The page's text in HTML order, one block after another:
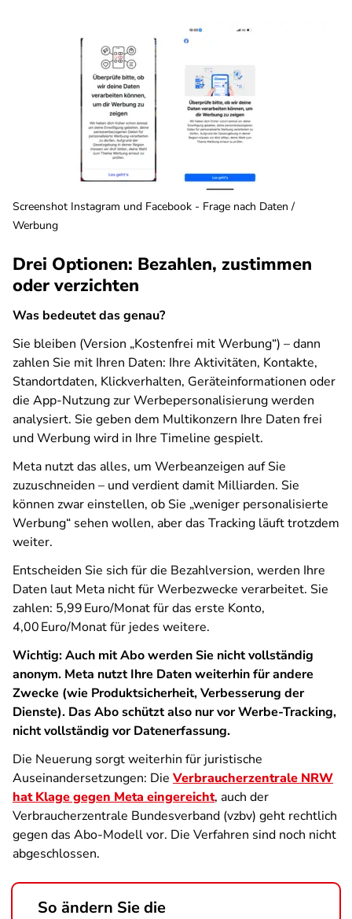
Screenshot Instagram und Facebook - Frage nach Daten /
Werbung
Drei Optionen: Bezahlen, zustimmen
oder verzichten
Was bedeutet das genau?
Sie bleiben (Version „Kostenfrei mit Werbung“) – dann
zahlen Sie mit Ihren Daten: Ihre Aktivitäten, Kontakte,
Standortdaten, Klickverhalten, Geräteinformationen oder
die App-Nutzung zur Werbepersonalisierung werden
analysiert. Sie geben dem Multikonzern Ihre Daten frei
und Werbung wird in Ihre Timeline gespielt.
Meta nutzt das alles, um Werbeanzeigen auf Sie
zuzuschneiden – und verdient damit Milliarden. Sie
können zwar einstellen, ob Sie „weniger personalisierte
Werbung“ sehen wollen, aber das Tracking läuft trotzdem
weiter.
Entscheiden Sie sich für die Bezahlversion, werden Ihre
Daten laut Meta nicht für Werbezwecke verarbeitet. Sie
zahlen: 5,99 Euro/Monat für das erste Konto,
4,00 Euro/Monat für jedes weitere.
Wichtig: Auch mit Abo werden Sie nicht vollständig
anonym. Meta nutzt Ihre Daten weiterhin für andere
Zwecke (wie Produktsicherheit, Verbesserung der
Dienste). Das Abo schützt also nur vor Werbe-Tracking,
nicht vollständig vor Datenerfassung.
Die Neuerung sorgt weiterhin für juristische
Auseinandersetzungen: Die Verbraucherzentrale NRW
hat Klage gegen Meta eingereicht, auch der
Verbraucherzentrale Bundesverband (vzbv) geht rechtlich
gegen das Abo-Modell vor. Die Verfahren sind noch nicht
abgeschlossen.
So ändern Sie die